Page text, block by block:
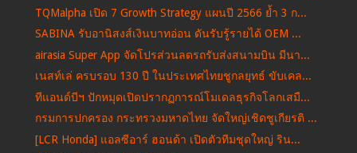
TQMalpha เปิด 7 Growth Strategy แผนปี 2566 ย้ำ 3 ก...
SABINA รับอานิสงส์เงินบาทอ่อน ดันรับรู้รายได้ OEM ...
airasia Super App จัดโปรส่วนลดรถรับส่งสนามบิน มีนา...
เนสท์เล่ ครบรอบ 130 ปี ในประเทศไทยชูกลยุทธ์ ขับเคล...
ทีแอนด์บีฯ ปักหมุดเปิดปรากฏการณ์โมเดลธุรกิจโลกเสมื...
กรมการปกครอง กระทรวงมหาดไทย จัดใหญ่เชิดชูเกียรติ ...
[LCR Honda] แอลซีอาร์ ฮอนด้า เปิดตัวทีมชุดใหญ่ ริน...